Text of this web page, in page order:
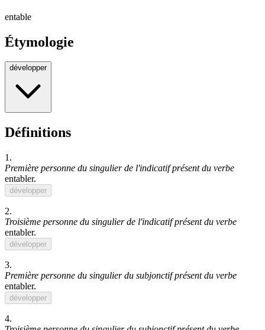
entable
Étymologie
développer
Définitions
1.
Première personne du singulier de l'indicatif présent du verbe
entabler.
développer
2.
Troisième personne du singulier de l'indicatif présent du verbe
entabler.
développer
3.
Première personne du singulier du subjonctif présent du verbe
entabler.
développer
4.